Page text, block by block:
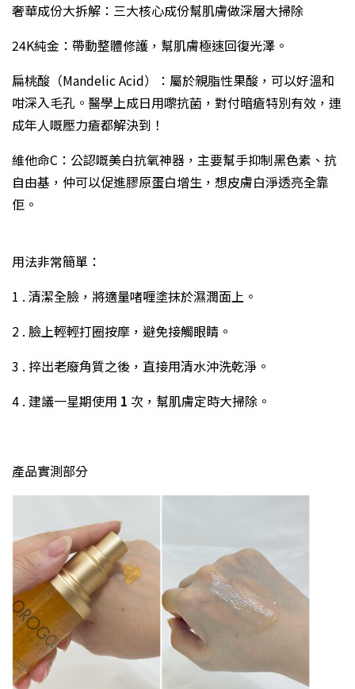
奢華成份大拆解：三大核心成份幫肌膚做深層大掃除
24K純金：帶動整體修護，幫肌膚極速回復光澤。
扁桃酸（Mandelic Acid）：屬於親脂性果酸，可以好溫和
咁深入毛孔。醫學上成日用嚟抗菌，對付暗瘡特別有效，連
成年人嘅壓力瘡都解決到！
維他命C：公認嘅美白抗氧神器，主要幫手抑制黑色素、抗
自由基，仲可以促進膠原蛋白增生，想皮膚白淨透亮全靠
佢。
用法非常簡單：
1 . 清潔全臉，將適量啫喱塗抹於濕潤面上。
2 . 臉上輕輕打圈按摩，避免接觸眼睛。
3 . 捽出老廢角質之後，直接用清水沖洗乾淨。
4 . 建議一星期使用 1 次，幫肌膚定時大掃除。
產品實測部分